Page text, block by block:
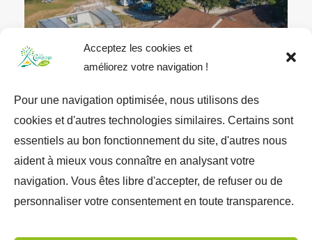
Acceptez les cookies et
améliorez votre navigation !
Pour une navigation optimisée, nous utilisons des
cookies et d'autres technologies similaires. Certains sont
essentiels au bon fonctionnement du site, d'autres nous
aident à mieux vous connaître en analysant votre
navigation. Vous êtes libre d'accepter, de refuser ou de
personnaliser votre consentement en toute transparence.
CAMPING LES CIGALES CIELA
VILLAGE